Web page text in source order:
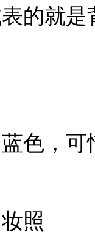
的就是
色，
照